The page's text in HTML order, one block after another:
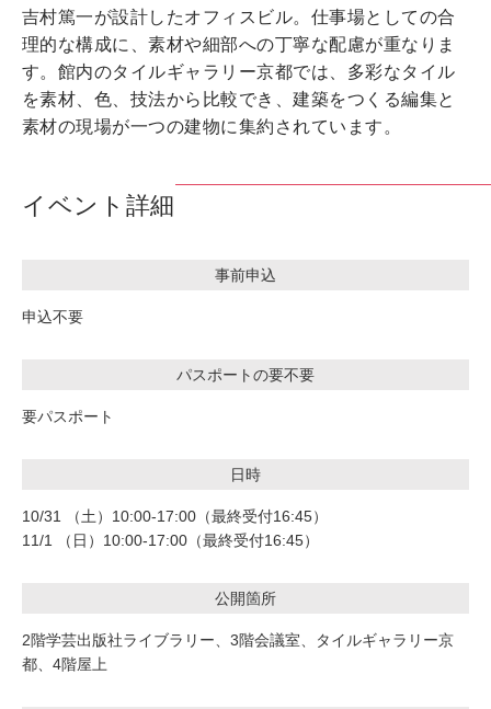
吉村篤一が設計したオフィスビル。仕事場としての合
理的な構成に、素材や細部への丁寧な配慮が重なりま
す。館内のタイルギャラリー京都では、多彩なタイル
を素材、色、技法から比較でき、建築をつくる編集と
素材の現場が一つの建物に集約されています。
イベント詳細
事前申込
申込不要
パスポートの要不要
要パスポート
日時
10/31 （土）10:00-17:00（最終受付16:45）
11/1 （日）10:00-17:00（最終受付16:45）
公開箇所
2階学芸出版社ライブラリー、3階会議室、タイルギャラリー京
都、4階屋上